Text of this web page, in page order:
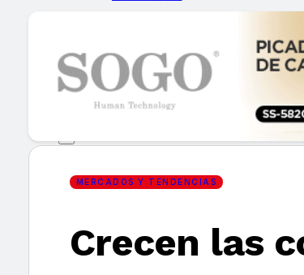
GUÍA DE COMPRA
NUEVOS PRODUCTOS
CONSEJOS TECH
MERCADOS Y TENDENCIAS
HEMEROTECA
MERCADOS Y TENDENCIAS
Crecen las